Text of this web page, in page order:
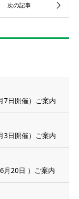
7日開催）ご案内
3日開催）ご案内
月20日 ）ご案内